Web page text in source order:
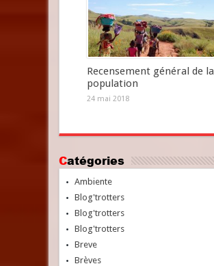
Recensement général de la
population
24 mai 2018
Catégories
Ambiente
Blog'trotters
Blog'trotters
Blog'trotters
Breve
Brèves